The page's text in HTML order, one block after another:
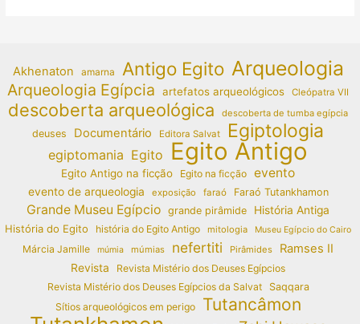
Akhenaton amarna Antigo Egito Arqueologia
Arqueologia Egípcia artefatos arqueológicos Cleópatra VII
descoberta arqueológica descoberta de tumba egípcia
deuses Documentário Editora Salvat Egiptologia
egiptomania Egito Egito Antigo
Egito Antigo na ficção Egito na ficção evento
evento de arqueologia exposição faraó Faraó Tutankhamon
Grande Museu Egípcio grande pirâmide
História Antiga
História do Egito
história do Egito Antigo mitologia Museu Egípcio do Cairo
Márcia Jamille múmia múmias nefertiti Pirâmides Ramses II
Revista
Revista Mistério dos Deuses Egípcios
Revista Mistério dos Deuses Egípcios da Salvat
Saqqara
Sítios arqueológicos em perigo
Tutancâmon